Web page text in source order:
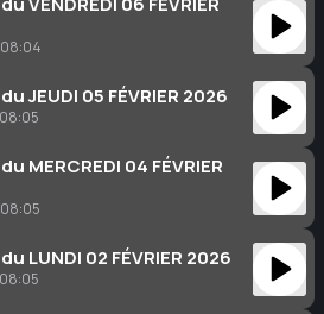
JEUDI 05 FÉVRIER 2026
MERCREDI 04 FÉVRIER
LUNDI 02 FÉVRIER 2026